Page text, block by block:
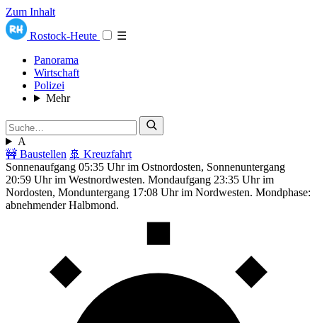
Zum Inhalt
Rostock-Heute
☰
Panorama
Wirtschaft
Polizei
Mehr
A
🚧 Baustellen 🚢 Kreuzfahrt
Sonnenaufgang 05:35 Uhr im Ostnordosten, Sonnenuntergang
20:59 Uhr im Westnordwesten. Mondaufgang 23:35 Uhr im
Nordosten, Monduntergang 17:08 Uhr im Nordwesten. Mondphase:
abnehmender Halbmond.